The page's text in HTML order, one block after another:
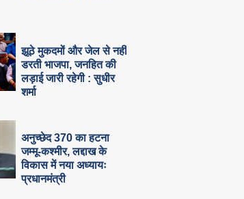
झूठे मुकदमों और जेल से नहीं
डरती भाजपा, जनहित की
लड़ाई जारी रहेगी : सुधीर
शर्मा
अनुच्छेद 370 का हटना
जम्मू-कश्मीर, लद्दाख के
विकास में नया अध्यायः
प्रधानमंत्री